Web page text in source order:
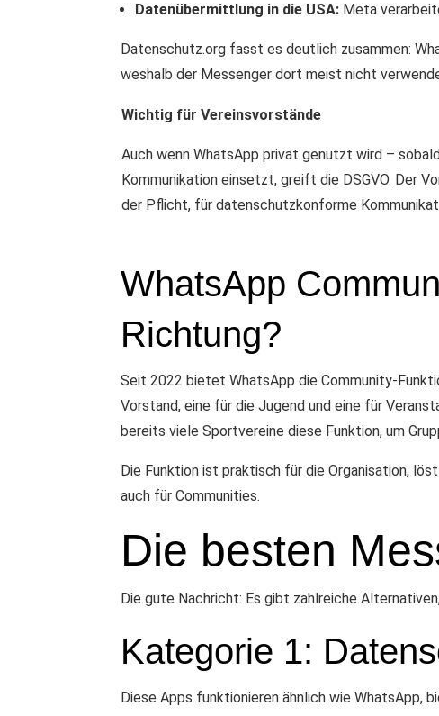
Datenübermittlung in die USA: Meta
Datenschutz.org fasst es deutlich zusammen:
weshalb der Messenger dort meist nicht
Wichtig für Vereinsvorstände
Auch wenn WhatsApp privat genutzt wird –
Kommunikation einsetzt, greift die DSGVO. Der
der Pflicht, für datenschutzkonforme
WhatsApp
Richtung?
Seit 2022 bietet WhatsApp die Community-
Vorstand, eine für die Jugend und eine für
bereits viele Sportvereine diese Funktion, um
Die Funktion ist praktisch für die Organisation,
auch für Communities.
Die besten
Die gute Nachricht: Es gibt zahlreiche
Kategorie 1:
Diese Apps funktionieren ähnlich wie WhatsApp,